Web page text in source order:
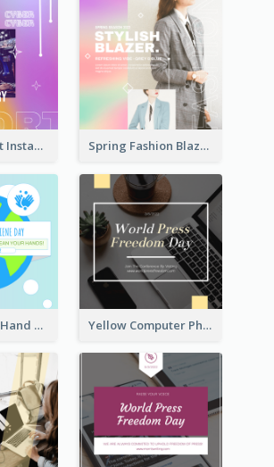
Esport Recruit Instagram Post Spring Fashion Blazer Instagram Post
Green World Hand Hygiene Day Instagram Post Yellow Computer Photo World Press Freedom Day Instagram Post